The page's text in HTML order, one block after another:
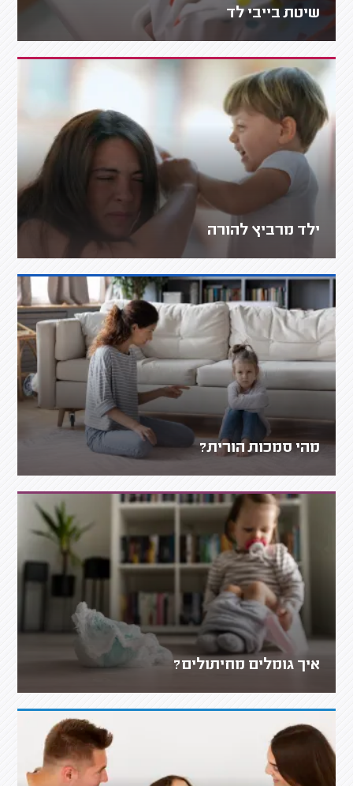
שיטת בייבי לד
ילד מרביץ להורה
מהי סמכות הורית?
איך גומלים מחיתולים?